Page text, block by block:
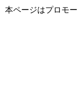
本ページはプロモ